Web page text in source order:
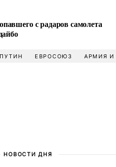
с радаров самолета
ЕВРОСОЮЗ АРМИЯ И
НОВОСТИ ДНЯ